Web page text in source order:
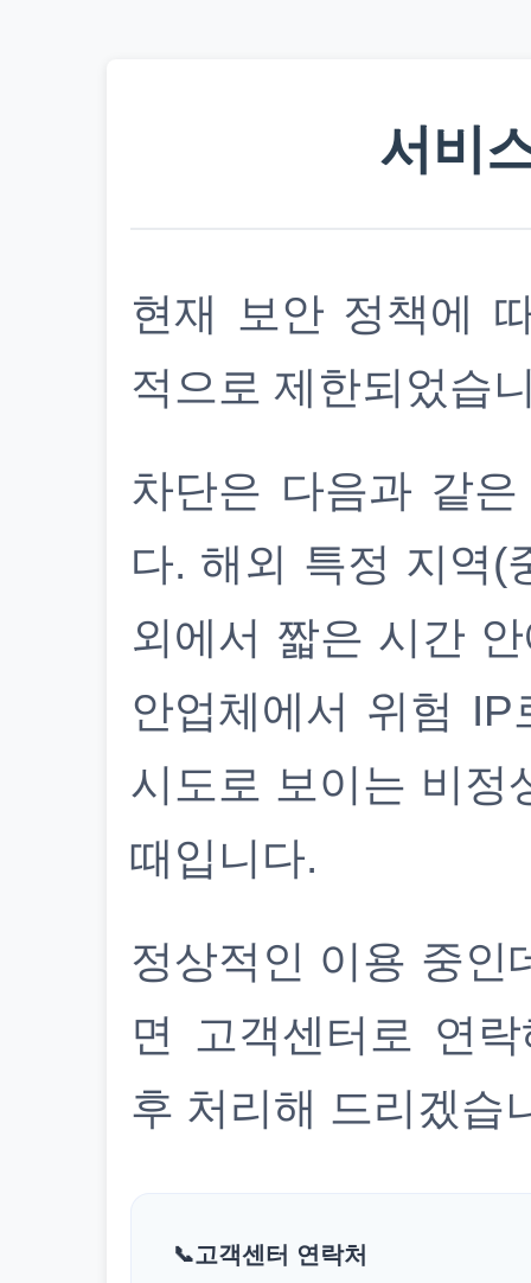
서비
현재 보안 정책에
적으로 제한되었습
차단은 다음과 같
다. 해외 특정 지역(
외에서 짧은 시간
안업체에서 위험
시도로 보이는 비정
때입니다.
정상적인 이용 중인
면 고객센터로 연
후 처리해 드리겠습
고객센터 연락처